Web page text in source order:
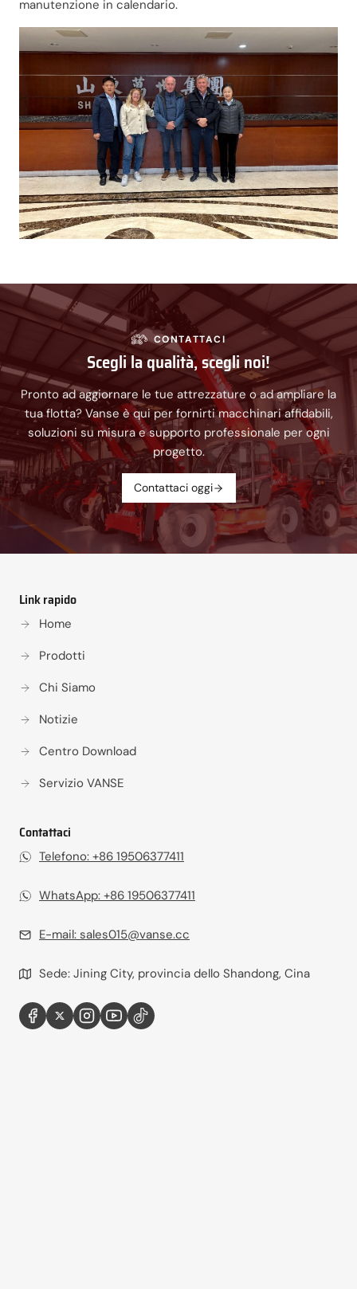
manutenzione in calendario.
CONTATTACI
Scegli la qualità, scegli noi!
Pronto ad aggiornare le tue attrezzature o ad ampliare la
tua flotta? Vanse è qui per fornirti macchinari affidabili,
soluzioni su misura e supporto professionale per ogni
progetto.
Contattaci oggi
Link rapido
Home
Prodotti
Chi Siamo
Notizie
Centro Download
Servizio VANSE
Contattaci
Telefono: +86 19506377411
WhatsApp: +86 19506377411
E-mail: sales015@vanse.cc
Sede: Jining City, provincia dello Shandong, Cina